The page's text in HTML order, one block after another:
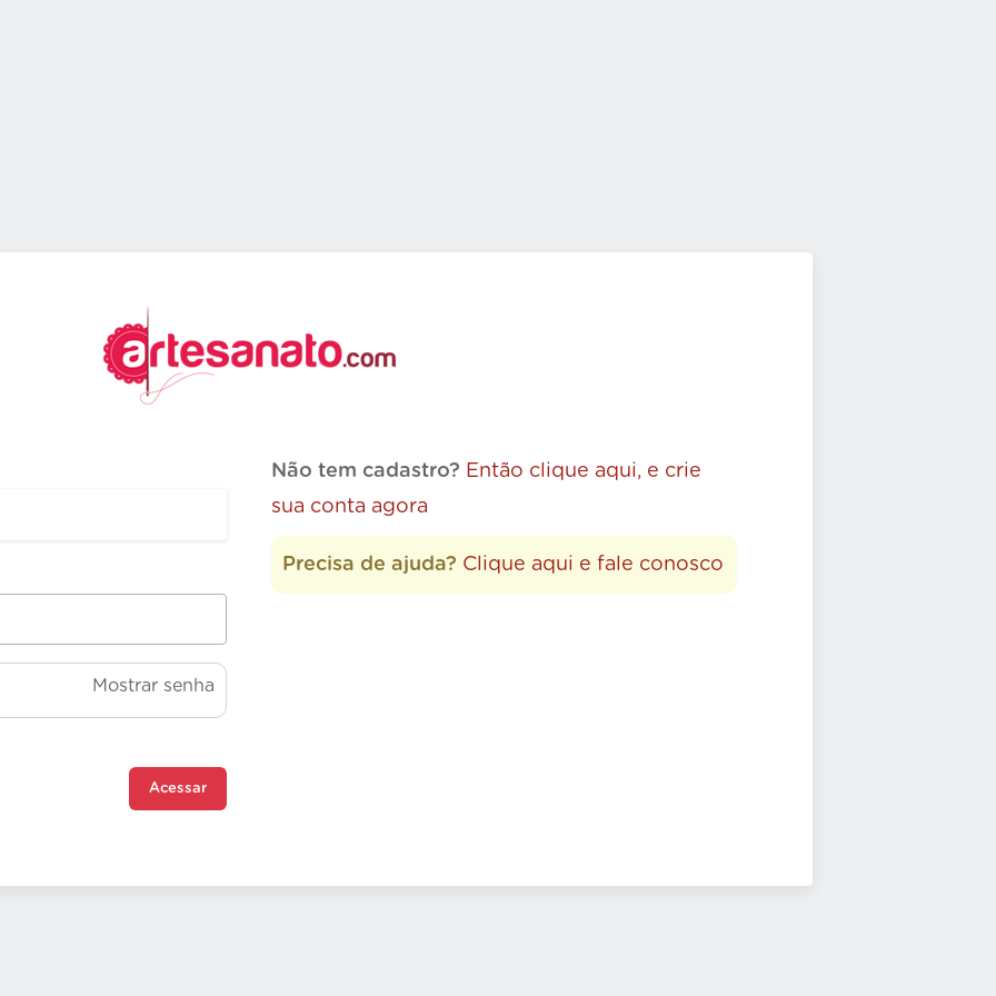
Mostrar senha
Acessar
Não tem cadastro? Então clique aqui, e crie
sua conta agora
Precisa de ajuda? Clique aqui e fale conosco